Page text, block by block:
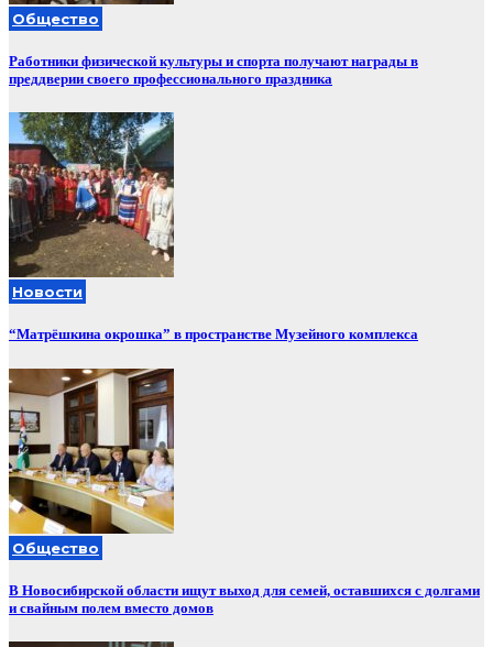
Общество
Работники физической культуры и спорта получают награды в
преддверии своего профессионального праздника
Новости
“Матрёшкина окрошка” в пространстве Музейного комплекса
Общество
В Новосибирской области ищут выход для семей, оставшихся с долгами
и свайным полем вместо домов